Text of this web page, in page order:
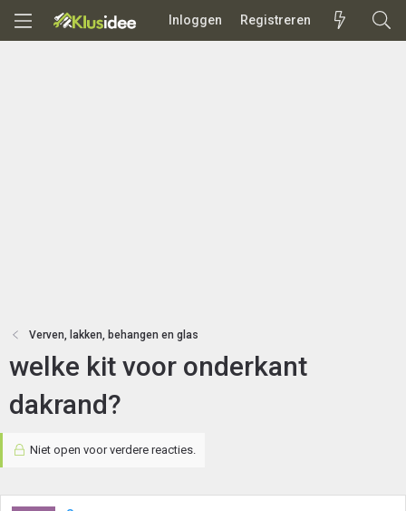
Inloggen Registreren
Verven, lakken, behangen en glas
welke kit voor onderkant
dakrand?
Niet open voor verdere reacties.